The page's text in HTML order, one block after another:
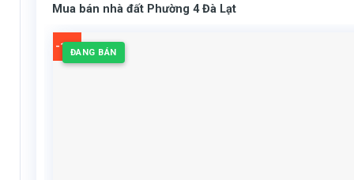
Mua bán nhà đất Phường 4 Đà Lạt
ĐANG BÁN
-12%